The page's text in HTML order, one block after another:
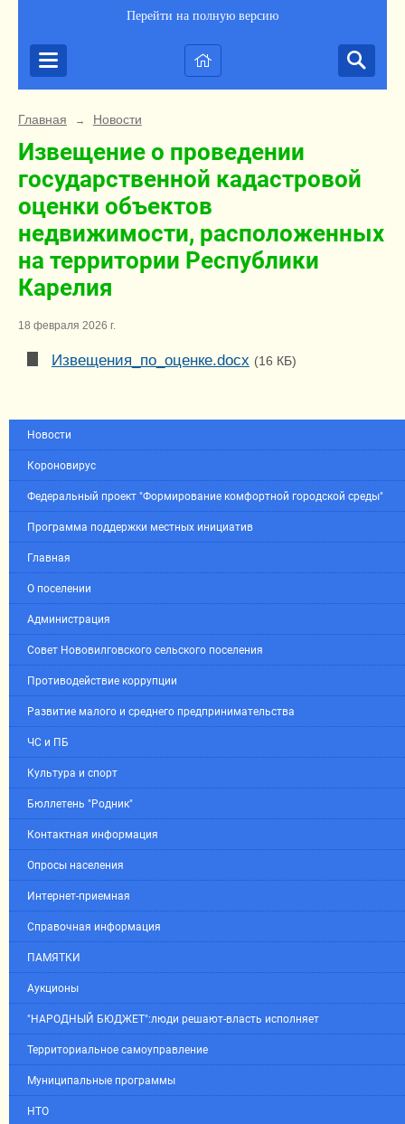
Перейти на полную версию
Главная → Новости
Извещение о проведении
государственной кадастровой
оценки объектов
недвижимости, расположенных
на территории Республики
Карелия
18 февраля 2026 г.
Извещения_по_оценке.docx (16 КБ)
Новости
Короновирус
Федеральный проект "Формирование комфортной городской среды"
Программа поддержки местных инициатив
Главная
О поселении
Администрация
Совет Нововилговского сельского поселения
Противодействие коррупции
Развитие малого и среднего предпринимательства
ЧС и ПБ
Культура и спорт
Бюллетень "Родник"
Контактная информация
Опросы населения
Интернет-приемная
Справочная информация
ПАМЯТКИ
Аукционы
"НАРОДНЫЙ БЮДЖЕТ":люди решают-власть исполняет
Территориальное самоуправление
Муниципальные программы
НТО